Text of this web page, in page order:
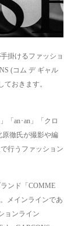
掛けるファッショ
(コム デ ギャル
おきます。
「an･an」「クロ
原徹氏が撮影や編
行うファッション
ンド「COMME
メインラインであ
ョンライン